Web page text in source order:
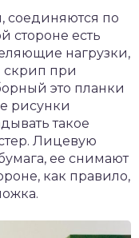
по
стороне есть
нагрузки,
при
это планки
рисунки
такое
Лицевую
ее снимают
как правило,